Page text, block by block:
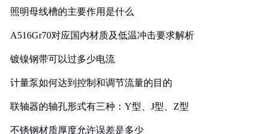
照明母线槽的主要作用是什么
A516Gr70对应国内材质及低温冲击要求解析
镀镍钢带可以过多少电流
计量泵如何达到控制和调节流量的目的
联轴器的轴孔形式有三种：Y型、J型、Z型
不锈钢材质厚度允许误差是多少